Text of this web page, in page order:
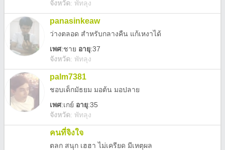
จังหวัด: พัทลุง
panasinkeaw
ว่างตลอด สำหรับกลางคืน แก้เหงาได้
เพศ:ชาย อายุ:37
จังหวัด: พัทลุง
palm7381
ชอบเด็กมัธยม มอต้น มอปลาย
เพศ:เกย์ อายุ:35
จังหวัด: พัทลุง
คนที่จิงใจ
ตลก สนุก เฮฮา ไม่เครียด มีเหตุผล